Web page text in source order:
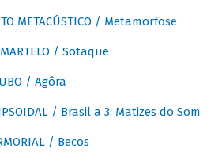
METACÚSTICO / Metamorfose
MARTELO / Sotaque
/ Agôra
/ Brasil a 3: Matizes do Som
/ Becos